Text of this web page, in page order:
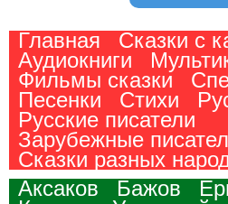
Главная
Сказки с
Аудиокниги
Фильмы сказки
Песенки
Стихи
Русские писатели
Зарубежные
Сказки разных
Аксаков
Бажов